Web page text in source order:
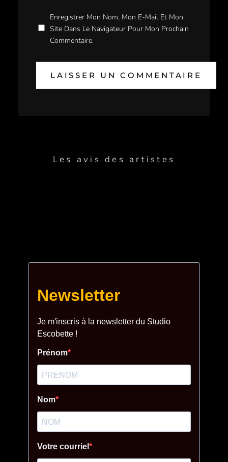
Enregistrer Mon Nom, Mon E-Mail Et Mon
Site Dans Le Navigateur Pour Mon Prochain
Commentaire.
Les avis des artistes